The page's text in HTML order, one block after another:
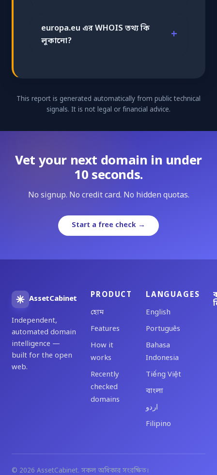
europa.eu এর WHOIS তথ্য কি
লুকানো?
This report is generated automatically from public technical
signals. It is not legal or financial advice.
Vet your next domain in under
10 seconds.
No signup. No credit card. No hidden quotas.
Start a free check →
AssetCabinet
Independent,
automated domain
intelligence —
built for the open
web.
PRODUCT
হোম
Features
How it
works
Recently
checked
domains
LANGUAGES
English
Português
Bahasa
Indonesia
Tiếng Việt
বাংলা
اردو
Filipino
© 2026 AssetCabinet. সকল অধিকার সংরক্ষিত।